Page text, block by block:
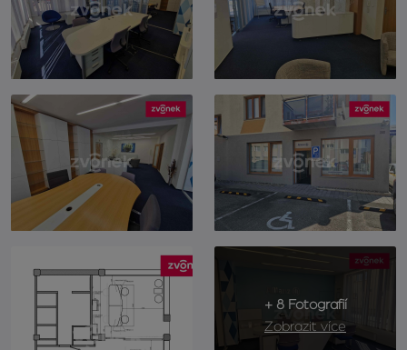
+ 8 Fotografií
Zobrazit více